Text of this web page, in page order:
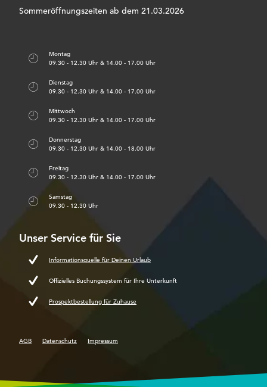
k a
Sommeröffnungszeiten ab dem 21.03.2026
Montag
09.30 - 12.30 Uhr & 14.00 - 17.00 Uhr
Dienstag
09.30 - 12.30 Uhr & 14.00 - 17.00 Uhr
Mittwoch
09.30 - 12.30 Uhr & 14.00 - 17.00 Uhr
Donnerstag
09.30 - 12.30 Uhr & 14.00 - 18.00 Uhr
Freitag
09.30 - 12.30 Uhr & 14.00 - 17.00 Uhr
Samstag
09.30 - 12.30 Uhr
Unser Service für Sie
Informationsquelle für Deinen Urlaub
Offizielles Buchungssystem für Ihre Unterkunft
Prospektbestellung für Zuhause
AGB Datenschutz Impressum